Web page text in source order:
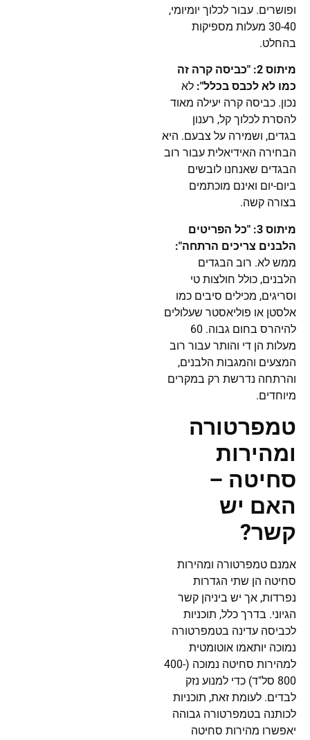
ופושרים. עבור לכלוך יומיומי,
30-40 מעלות מספיקות
בהחלט.
מיתוס 2: "כביסה קרה זה
כמו לא לכבס בכלל": לא
נכון. כביסה קרה יעילה מאוד
להסרת לכלוך קל, רענון
בגדים, ושמירה על צבעם. היא
הבחירה האידיאלית עבור רוב
הבגדים שאנחנו לובשים
ביום-יום ואינם מוכתמים
בצורה קשה.
מיתוס 3: "כל הפריטים
הלבנים צריכים הרתחה":
ממש לא. רוב הבגדים
הלבנים, כולל חולצות טי
וסריגים, מכילים סיבים כמו
אלסטן או פוליאסטר שעלולים
להיהרס בחום גבוה. 60
מעלות הן די והותר עבור רוב
המצעים והמגבות הלבנים,
והרתחה נדרשת רק במקרים
מיוחדים.
טמפרטורה
ומהירות
סחיטה –
האם יש
קשר?
אמנם טמפרטורה ומהירות
סחיטה הן שתי הגדרות
נפרדות, אך יש ביניהן קשר
הגיוני. בדרך כלל, תוכניות
לכביסה עדינה בטמפרטורה
נמוכה יותאמו אוטומטית
למהירות סחיטה נמוכה (400-
800 סל"ד) כדי למנוע נזק
לבדים. לעומת זאת, תוכניות
לכותנה בטמפרטורה גבוהה
יאפשרו מהירות סחיטה